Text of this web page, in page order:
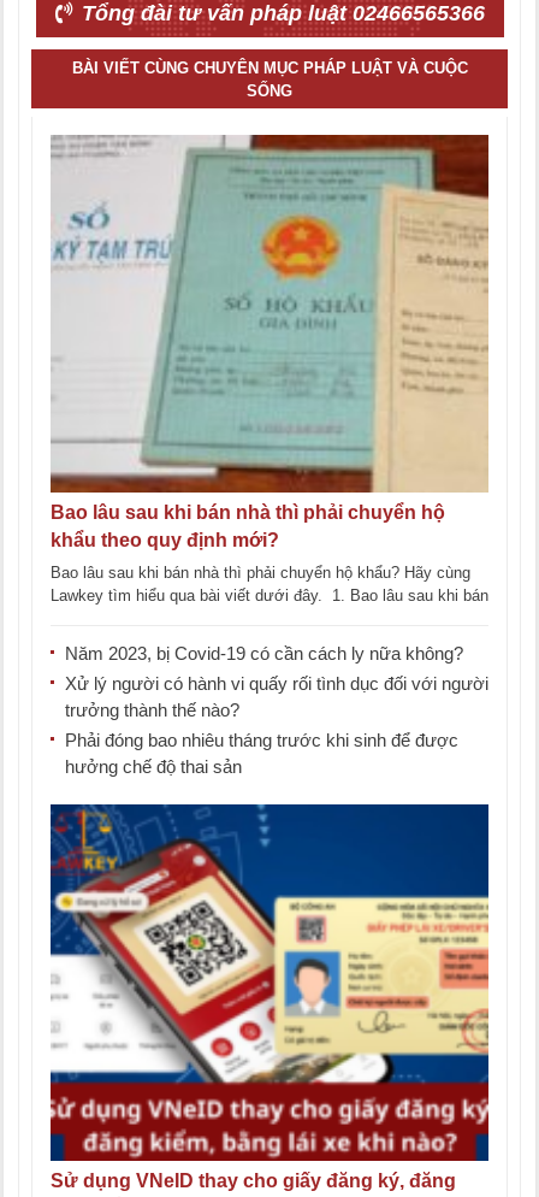
Tổng đài tư vấn pháp luật 02466565366
BÀI VIẾT CÙNG CHUYÊN MỤC PHÁP LUẬT VÀ CUỘC
SỐNG
Bao lâu sau khi bán nhà thì phải chuyển hộ
khẩu theo quy định mới?
Bao lâu sau khi bán nhà thì phải chuyển hộ khẩu? Hãy cùng
Lawkey tìm hiểu qua bài viết dưới đây. 1. Bao lâu sau khi bán
Năm 2023, bị Covid-19 có cần cách ly nữa không?
Xử lý người có hành vi quấy rối tình dục đối với người
trưởng thành thế nào?
Phải đóng bao nhiêu tháng trước khi sinh để được
hưởng chế độ thai sản
Sử dụng VNeID thay cho giấy đăng ký, đăng